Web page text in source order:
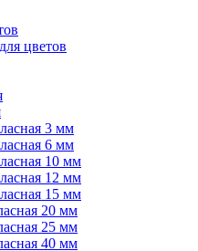
цветов
3 мм
6 мм
10 мм
12 мм
15 мм
20 мм
25 мм
40 мм